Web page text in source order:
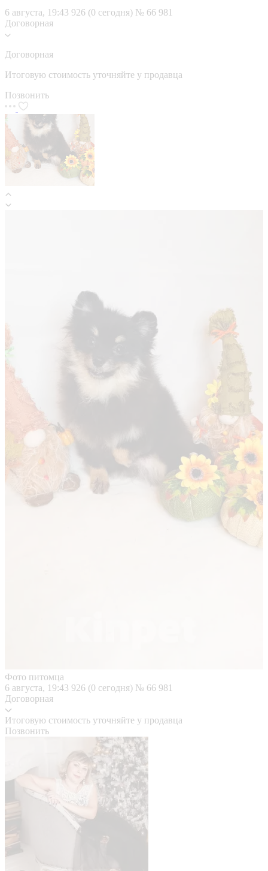
6 августа, 19:43 926 (0 сегодня) № 66 981
Договорная
Договорная
Итоговую стоимость уточняйте у продавца
Позвонить
Фото питомца
6 августа, 19:43 926 (0 сегодня) № 66 981
Договорная
Итоговую стоимость уточняйте у продавца
Позвонить